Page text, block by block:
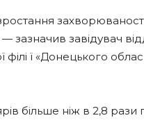
захворюваності
зазначив завідувач
ї «Донецького
більше ніж в 2,8 рази